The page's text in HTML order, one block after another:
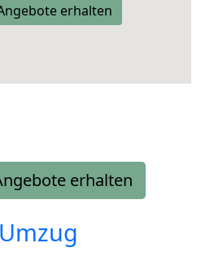
erhalten
erhalten